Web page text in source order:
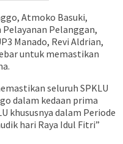
Atmoko Basuki,
Pelayanan Pelanggan,
Manado, Revi Aldrian,
untuk memastikan
seluruh SPKLU
dalam kedaan prima
khususnya dalam Periode
hari Raya Idul Fitri”